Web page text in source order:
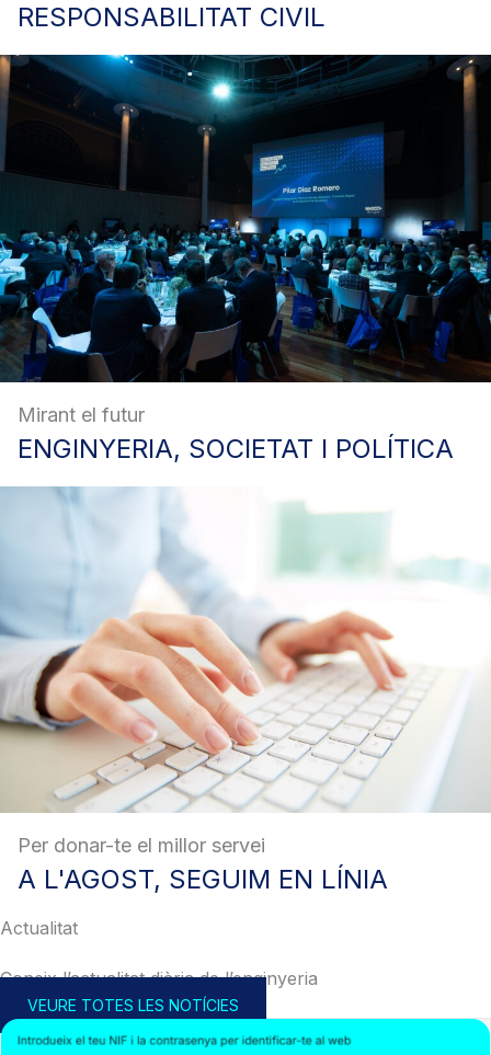
RESPONSABILITAT CIVIL
Mirant el futur
ENGINYERIA, SOCIETAT I POLÍTICA
Per donar-te el millor servei
A L'AGOST, SEGUIM EN LÍNIA
Actualitat
Coneix l’actualitat diària de l’enginyeria
VEURE TOTES LES NOTÍCIES